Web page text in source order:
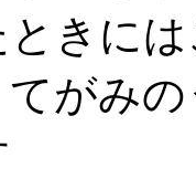
ときに
がみの